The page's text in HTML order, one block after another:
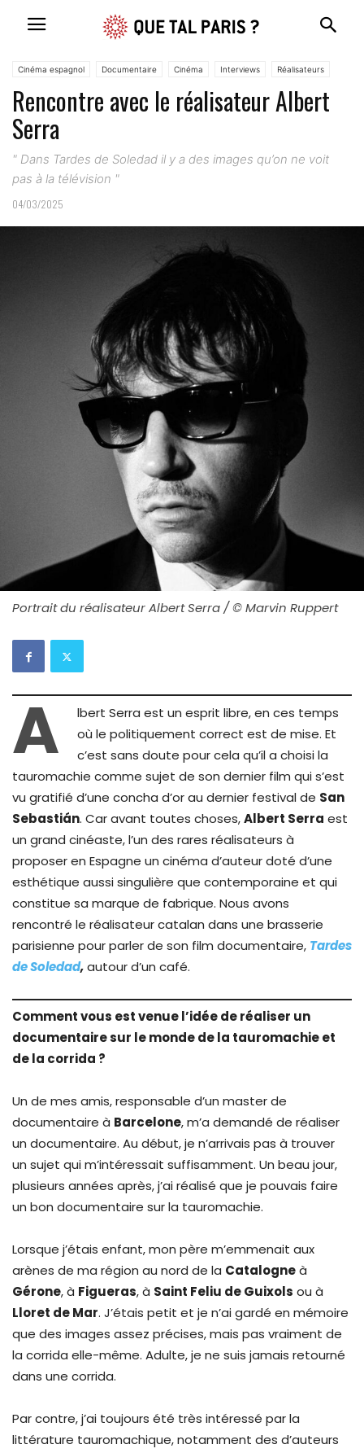
Cinéma espagnol Documentaire Cinéma Interviews Réalisateurs
Rencontre avec le réalisateur Albert
Serra
" Dans Tardes de Soledad il y a des images qu’on ne voit
pas à la télévision "
04/03/2025
Portrait du réalisateur Albert Serra / © Marvin Ruppert
A
lbert Serra est un esprit libre, en ces temps
où le politiquement correct est de mise. Et
c’est sans doute pour cela qu’il a choisi la
tauromachie comme sujet de son dernier film qui s’est
vu gratifié d’une concha d’or au dernier festival de San
Sebastián. Car avant toutes choses,Albert Serra est
un grand cinéaste, l’un des rares réalisateurs à
proposer en Espagne un cinéma d’auteur doté d’une
esthétique aussi singulière que contemporaine et qui
constitue sa marque de fabrique. Nous avons
rencontré le réalisateur catalan dans une brasserie
parisienne pour parler de son film documentaire, Tardes
de Soledad,autour d’un café.
Comment vous est venue l’idée de réaliser un
documentaire sur le monde de la tauromachie et
de la corrida ?
Un de mes amis, responsable d’un master de
documentaire à Barcelone, m’a demandé de réaliser
un documentaire. Au début, je n’arrivais pas à trouver
un sujet qui m’intéressait suffisamment. Un beau jour,
plusieurs années après, j’ai réalisé que je pouvais faire
un bon documentaire sur la tauromachie.
Lorsque j’étais enfant, mon père m’emmenait aux
arènes de ma région au nord de la Catalogneà
Gérone, à Figueras, à Saint Feliu de Guixols ou à
Lloret de Mar. J’étais petit et je n’ai gardé en mémoire
que des images assez précises, mais pas vraiment de
la corrida elle-même. Adulte, je ne suis jamais retourné
dans une corrida.
Par contre, j’ai toujours été très intéressé par la
littérature tauromachique, notamment des d’auteurs